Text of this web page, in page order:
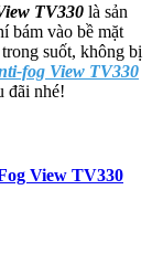
TV330 là sản
bám vào bề mặt
suốt, không bị
fog View TV330
đãi nhé!
View TV330